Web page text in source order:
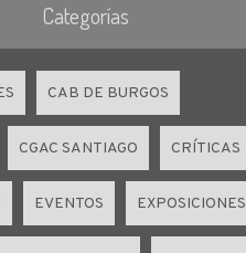
Categorías
CAB DE BURGOS
CGAC SANTIAGO CRÍTICAS
EVENTOS EXPOSICIONES